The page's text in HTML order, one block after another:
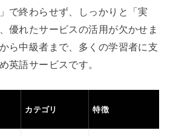
で終わらせず、しっかりと「実
優れたサービスの活用が欠かせま
ら中級者まで、多くの学習者に支
英語サービスです。
カテゴリ 特徴